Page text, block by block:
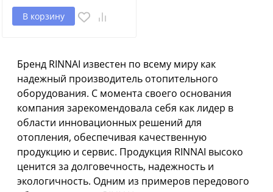
В корзину
Бренд RINNAI известен по всему миру как
надежный производитель отопительного
оборудования. С момента своего основания
компания зарекомендовала себя как лидер в
области инновационных решений для
отопления, обеспечивая качественную
продукцию и сервис. Продукция RINNAI высоко
ценится за долговечность, надежность и
экологичность. Одним из примеров передового